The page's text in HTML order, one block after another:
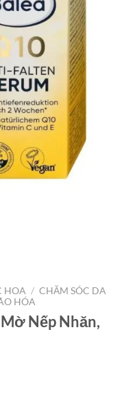
HOA / CHĂM SÓC DA
HÓA
Nếp Nhăn,